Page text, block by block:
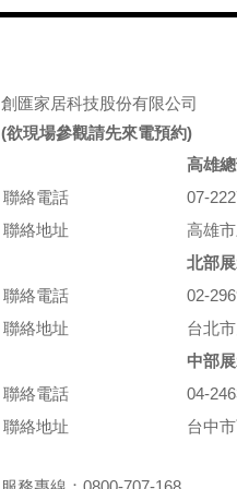
創匯家居科技股份有限公司
(欲現場參觀請先來電預約)
高雄
聯絡電話
07-
聯絡地址
高雄
北部
聯絡電話
02-
聯絡地址
台北
中部
聯絡電話
04-
聯絡地址
台中